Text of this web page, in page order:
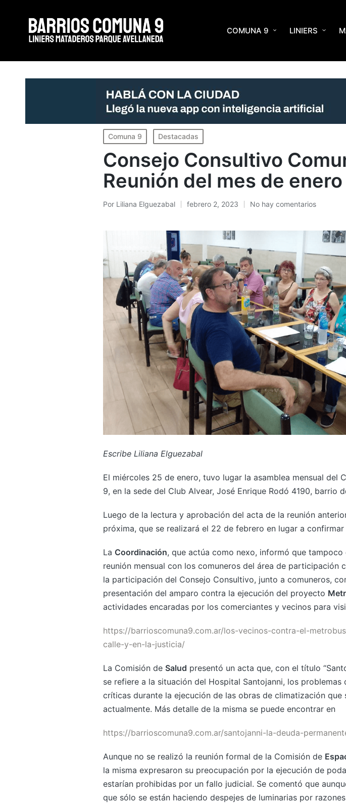
COMUNA 9 LINIERS
Portada» Consejo Consultivo Comunal 9. Reunión del mes de enero 2023
Publicado
en
Comuna 9 Destacadas
Consejo Consultivo
Reunión del mes de
Publicado
Por Liliana Elguezabal febrero 2, 2023 No hay comentarios
Escribe Liliana Elguezabal
El miércoles 25 de enero, tuvo lugar la asamblea mensual del
9, en la sede del Club Alvear, José Enrique Rodó 4190, barrio
Luego de la lectura y aprobación del acta de la reunión
próxima, que se realizará el 22 de febrero en lugar a
La Coordinación, que actúa como nexo, informó que tampoco
reunión mensual con los comuneros del área de participación
la participación del Consejo Consultivo, junto a comuneros,
presentación del amparo contra la ejecución del proyecto
actividades encaradas por los comerciantes y vecinos para
https://barrioscomuna9.com.ar/los-vecinos-contra-el-
calle-y-en-la-justicia/
La Comisión de Salud presentó un acta que, con el título
se refiere a la situación del Hospital Santojanni, los problemas
críticas durante la ejecución de las obras de climatización que
actualmente. Más detalle de la misma se puede encontrar en
https://barrioscomuna9.com.ar/santojanni-la-deuda-
Aunque no se realizó la reunión formal de la Comisión de
la misma expresaron su preocupación por la ejecución de
estarían prohibidas por un fallo judicial. Se comentó que
que sólo se están haciendo despejes de luminarias por